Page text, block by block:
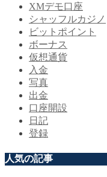
XMデモ口座
シャッフルカジノ
ビットポイント
ボーナス
仮想通貨
入金
写真
出金
口座開設
日記
登録
人気の記事